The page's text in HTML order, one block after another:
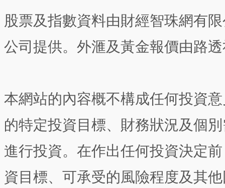
股票及指數資料由財經智珠網有
公司提供。外滙及黃金報價由路
本網站的內容概不構成任何投資
的特定投資目標、財務狀況及個
進行投資。在作出任何投資決定
資目標、可承受的風險程度及其